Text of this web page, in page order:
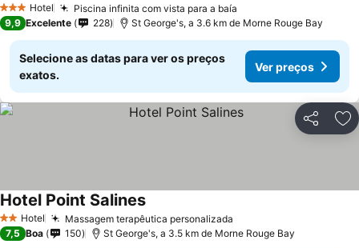
3 EstrelasHotel Piscina infinita com vista para a baía
9,9 Excelente 228 St George's, a 3.6 km de Morne Rouge Bay
Selecione as datas para ver os preços
exatos.
Ver preços
Partilhar
2 Estrelas
Hotel Massagem terapêutica personalizada
Hotel Point Salines
7,5 Boa 150 St George's, a 3.5 km de Morne Rouge Bay